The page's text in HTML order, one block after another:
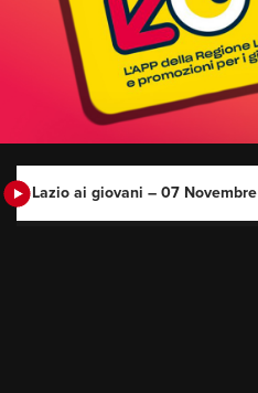
Lazio ai giovani – 07 Novembre